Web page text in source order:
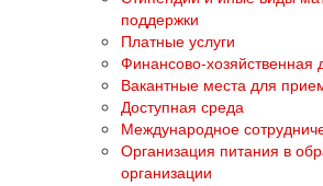
поддержки
Платные услуги
Финансово-хозяйственная
Вакантные места для
Доступная среда
Международное
Организация питания в
организации